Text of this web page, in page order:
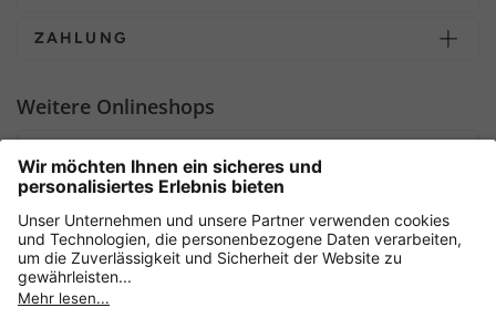
ZAHLUNG
Weitere Onlineshops
Sicher einkaufen mit